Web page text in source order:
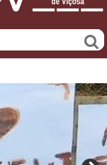
Legislação
Canais